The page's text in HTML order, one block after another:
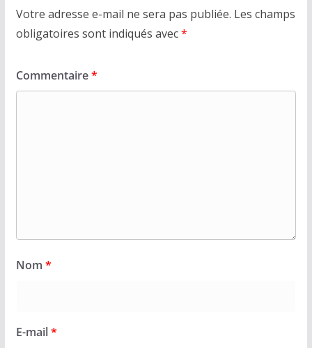
Votre adresse e-mail ne sera pas publiée. Les champs
obligatoires sont indiqués avec*
Commentaire*
Nom *
E-mail*